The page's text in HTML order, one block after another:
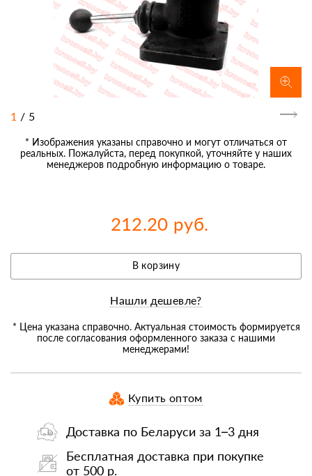
1 / 5
* Изображения указаны справочно и могут отличаться от
реальных. Пожалуйста, перед покупкой, уточняйте у наших
менеджеров подробную информацию о товаре.
212.20 руб.
В корзину
Нашли дешевле?
* Цена указана справочно. Актуальная стоимость формируется
после согласования оформленного заказа с нашими
менеджерами!
Купить оптом
Доставка по Беларуси за 1–3 дня
Бесплатная доставка при покупке
от 500 р.